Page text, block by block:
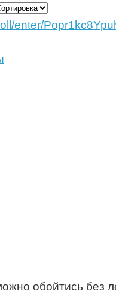
enter/
обойтись без